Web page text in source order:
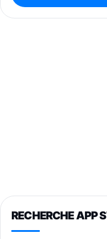
RECHERCHE APP